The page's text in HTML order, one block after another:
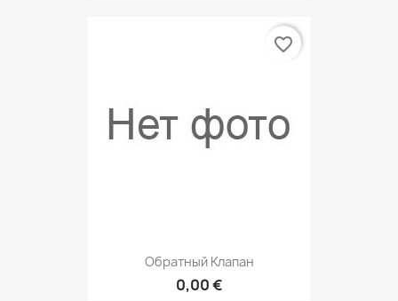
Обратный Клапан
0,00 €
favorite_border